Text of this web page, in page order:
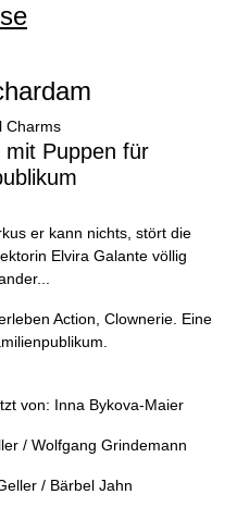
Charms
mit Puppen für
er kann nichts, stört die
Elvira Galante völlig
Action, Clownerie. Eine
von: Inna Bykova-Maier
/ Wolfgang Grindemann
/ Bärbel Jahn